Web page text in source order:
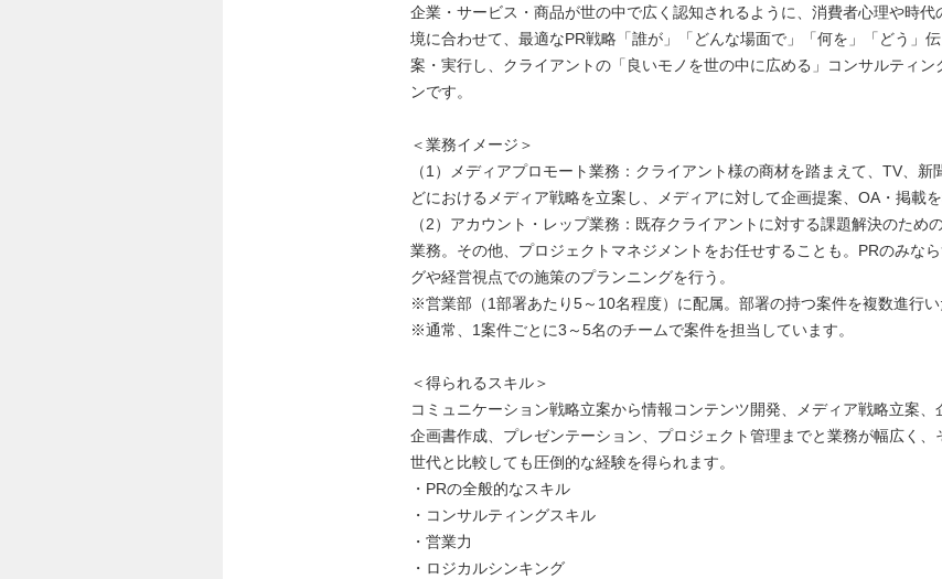
企業・サービス・商品が世の中で広く認知されるように、消費者心理や時代
境に合わせて、最適なPR戦略「誰が」「どんな場面で」「何を」「どう」
案・実行し、クライアントの「良いモノを世の中に広める」コンサルティン
ンです。
＜業務イメージ＞
（1）メディアプロモート業務：クライアント様の商材を踏まえて、TV、新
どにおけるメディア戦略を立案し、メディアに対して企画提案、OA・掲載を
（2）アカウント・レップ業務：既存クライアントに対する課題解決のため
業務。その他、プロジェクトマネジメントをお任せすることも。PRのみな
グや経営視点での施策のプランニングを行う。
※営業部（1部署あたり5～10名程度）に配属。部署の持つ案件を複数進行い
※通常、1案件ごとに3～5名のチームで案件を担当しています。
＜得られるスキル＞
コミュニケーション戦略立案から情報コンテンツ開発、メディア戦略立案、
企画書作成、プレゼンテーション、プロジェクト管理までと業務が幅広く、
世代と比較しても圧倒的な経験を得られます。
・PRの全般的なスキル
・コンサルティングスキル
・営業力
・ロジカルシンキング